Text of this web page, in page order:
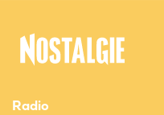
Radio